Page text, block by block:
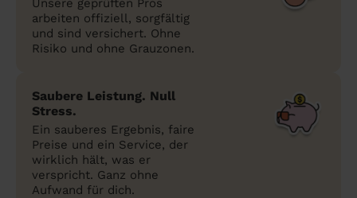
Unsere geprüften Pros
arbeiten offiziell, sorgfältig
und sind versichert. Ohne
Risiko und ohne Grauzonen.
Saubere Leistung. Null
Stress.
Ein sauberes Ergebnis, faire
Preise und ein Service, der
wirklich hält, was er
verspricht. Ganz ohne
Aufwand für dich.